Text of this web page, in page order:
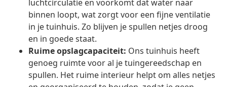
luchtcirculatie en voorkomt dat water naar
binnen loopt, wat zorgt voor een fijne ventilatie
in je tuinhuis. Zo blijven je spullen netjes droog
en in goede staat.
Ruime opslagcapaciteit: Ons tuinhuis heeft
genoeg ruimte voor al je tuingereedschap en
spullen. Het ruime interieur helpt om alles netjes